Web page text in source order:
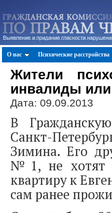
О нас Психические расстройства
Жители
инвалиды
Дата: 09.09.2013
В
Санкт-
Зимина. Его
№1, не хотят
квартиру к
сам ранее